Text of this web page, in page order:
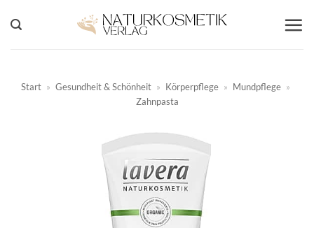
Inhalt
springen
Start » Gesundheit & Schönheit » Körperpflege » Mundpflege »
Zahnpasta